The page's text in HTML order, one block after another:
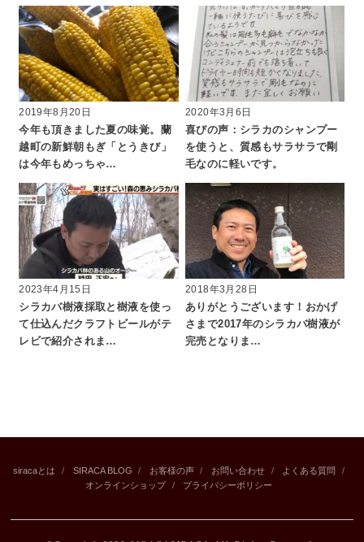
2019年8月20日
今年も頂きました夏の味覚。蘭
越町の新鮮朝もぎ「とうきび」
は今年もめっちゃ…
2020年3月6日
喜びの声：シラカのシャンプー
を使うと、質感もサラサラで剛
毛なのに軽いです。
2023年4月15日
シラカバ樹液採取と樹液を使っ
て仕込んだクラフトビールがテ
レビで紹介されま…
2018年3月28日
ありがとうございます！おかげ
さまで2017年のシラカバ樹液が
完売となりま…
siracaとは SIRACA BLOG お客様の声 お問い合わせ
よくある質問
オンラインショップ
プライバシーポリシー